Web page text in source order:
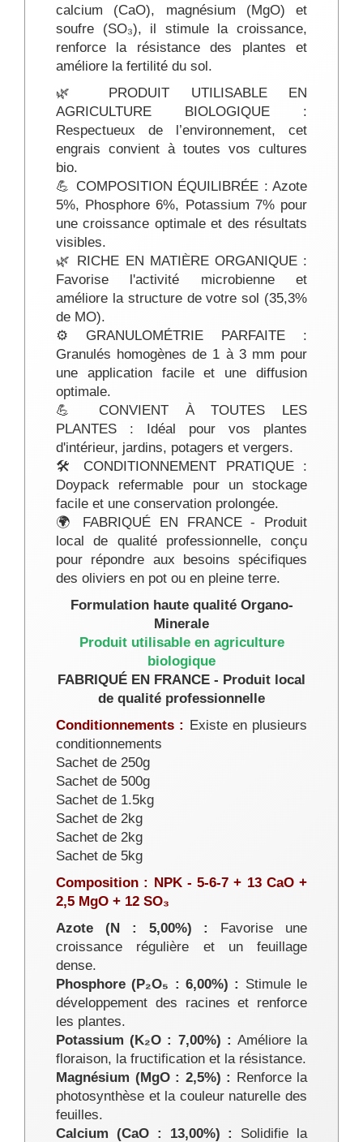
calcium (CaO), magnésium (MgO) et
soufre (SO₃), il stimule la croissance,
renforce la résistance des plantes et
améliore la fertilité du sol.
🌿 PRODUIT UTILISABLE EN
AGRICULTURE BIOLOGIQUE :
Respectueux de l’environnement, cet
engrais convient à toutes vos cultures
bio.
💪 COMPOSITION ÉQUILIBRÉE : Azote
5%, Phosphore 6%, Potassium 7% pour
une croissance optimale et des résultats
visibles.
🌿 RICHE EN MATIÈRE ORGANIQUE :
Favorise l'activité microbienne et
améliore la structure de votre sol (35,3%
de MO).
⚙️ GRANULOMÉTRIE PARFAITE :
Granulés homogènes de 1 à 3 mm pour
une application facile et une diffusion
optimale.
💪 CONVIENT À TOUTES LES
PLANTES : Idéal pour vos plantes
d'intérieur, jardins, potagers et vergers.
🛠️ CONDITIONNEMENT PRATIQUE :
Doypack refermable pour un stockage
facile et une conservation prolongée.
🌍 FABRIQUÉ EN FRANCE - Produit
local de qualité professionnelle, conçu
pour répondre aux besoins spécifiques
des oliviers en pot ou en pleine terre.
Formulation haute qualité Organo-
Minerale
Produit utilisable en agriculture
biologique
FABRIQUÉ EN FRANCE - Produit local
de qualité professionnelle
Conditionnements : Existe en plusieurs
conditionnements
Sachet de 250g
Sachet de 500g
Sachet de 1.5kg
Sachet de 2kg
Sachet de 2kg
Sachet de 5kg
Composition : NPK - 5-6-7 + 13 CaO +
2,5 MgO + 12 SO₃
Azote (N : 5,00%) : Favorise une
croissance régulière et un feuillage
dense.
Phosphore (P₂O₅ : 6,00%) : Stimule le
développement des racines et renforce
les plantes.
Potassium (K₂O : 7,00%) : Améliore la
floraison, la fructification et la résistance.
Magnésium (MgO : 2,5%) : Renforce la
photosynthèse et la couleur naturelle des
feuilles.
Calcium (CaO : 13,00%) :
Solidifie la